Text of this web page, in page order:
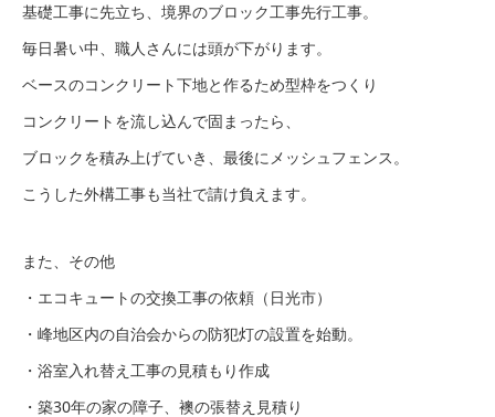
基礎工事に先立ち、境界のブロック工事先行工事。
毎日暑い中、職人さんには頭が下がります。
ベースのコンクリート下地と作るため型枠をつくり
コンクリートを流し込んで固まったら、
ブロックを積み上げていき、最後にメッシュフェンス。
こうした外構工事も当社で請け負えます。
また、その他
・エコキュートの交換工事の依頼（日光市）
・峰地区内の自治会からの防犯灯の設置を始動。
・浴室入れ替え工事の見積もり作成
・築30年の家の障子、襖の張替え見積り